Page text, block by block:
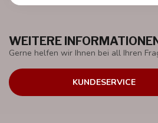
WEITERE
Gerne helfen wir Ihnen bei all Ihren
KUNDESERVICE